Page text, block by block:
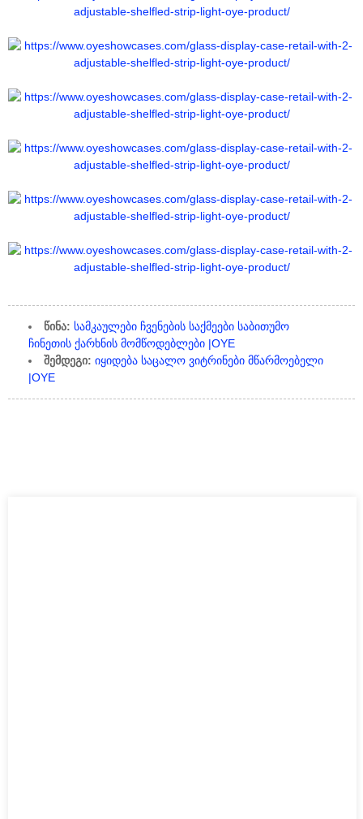
წინა: სამკაულები ჩვენების საქმეები საბითუმო
ჩინეთის ქარხნის მომწოდებლები |OYE
შემდეგი: იყიდება საცალო ვიტრინები მწარმოებელი
|OYE